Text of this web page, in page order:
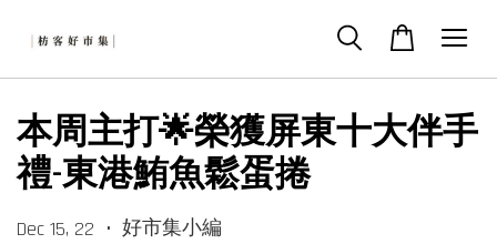
本周主打🌟榮獲屏東十大伴手
禮-東港鮪魚鬆蛋捲
Dec 15, 22 • 好市集小編